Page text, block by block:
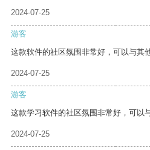
2024-07-25
游客
这款软件的社区氛围非常好，可以与其
2024-07-25
游客
这款学习软件的社区氛围非常好，可以
2024-07-25